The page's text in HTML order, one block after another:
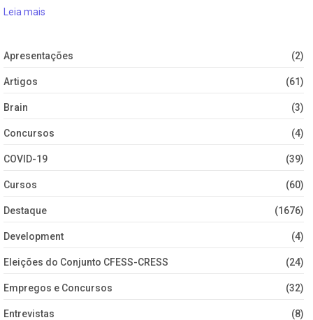
Leia mais
Apresentações (2)
Artigos (61)
Brain (3)
Concursos (4)
COVID-19 (39)
Cursos (60)
Destaque (1676)
Development (4)
Eleições do Conjunto CFESS-CRESS (24)
Empregos e Concursos (32)
Entrevistas (8)